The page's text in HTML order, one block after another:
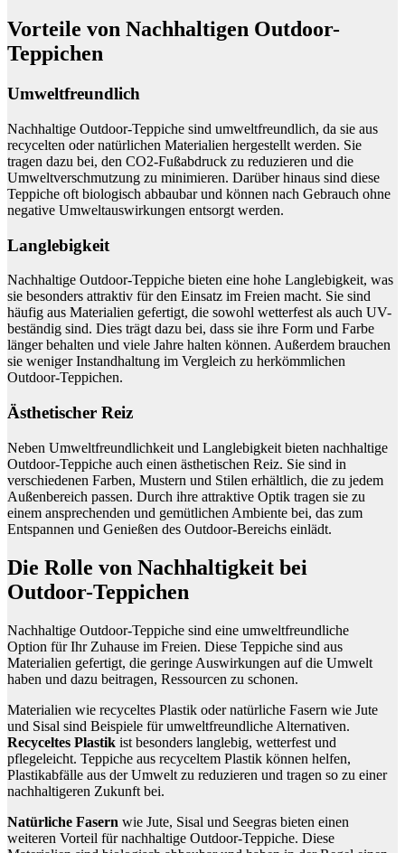
Vorteile von Nachhaltigen Outdoor-
Teppichen
Umweltfreundlich
Nachhaltige Outdoor-Teppiche sind umweltfreundlich, da sie aus
recycelten oder natürlichen Materialien hergestellt werden. Sie
tragen dazu bei, den CO2-Fußabdruck zu reduzieren und die
Umweltverschmutzung zu minimieren. Darüber hinaus sind diese
Teppiche oft biologisch abbaubar und können nach Gebrauch ohne
negative Umweltauswirkungen entsorgt werden.
Langlebigkeit
Nachhaltige Outdoor-Teppiche bieten eine hohe Langlebigkeit, was
sie besonders attraktiv für den Einsatz im Freien macht. Sie sind
häufig aus Materialien gefertigt, die sowohl wetterfest als auch UV-
beständig sind. Dies trägt dazu bei, dass sie ihre Form und Farbe
länger behalten und viele Jahre halten können. Außerdem brauchen
sie weniger Instandhaltung im Vergleich zu herkömmlichen
Outdoor-Teppichen.
Ästhetischer Reiz
Neben Umweltfreundlichkeit und Langlebigkeit bieten nachhaltige
Outdoor-Teppiche auch einen ästhetischen Reiz. Sie sind in
verschiedenen Farben, Mustern und Stilen erhältlich, die zu jedem
Außenbereich passen. Durch ihre attraktive Optik tragen sie zu
einem ansprechenden und gemütlichen Ambiente bei, das zum
Entspannen und Genießen des Outdoor-Bereichs einlädt.
Die Rolle von Nachhaltigkeit bei
Outdoor-Teppichen
Nachhaltige Outdoor-Teppiche sind eine umweltfreundliche
Option für Ihr Zuhause im Freien. Diese Teppiche sind aus
Materialien gefertigt, die geringe Auswirkungen auf die Umwelt
haben und dazu beitragen, Ressourcen zu schonen.
Materialien wie recyceltes Plastik oder natürliche Fasern wie Jute
und Sisal sind Beispiele für umweltfreundliche Alternativen.
Recyceltes Plastik ist besonders langlebig, wetterfest und
pflegeleicht. Teppiche aus recyceltem Plastik können helfen,
Plastikabfälle aus der Umwelt zu reduzieren und tragen so zu einer
nachhaltigeren Zukunft bei.
Natürliche Fasern wie Jute, Sisal und Seegras bieten einen
weiteren Vorteil für nachhaltige Outdoor-Teppiche. Diese